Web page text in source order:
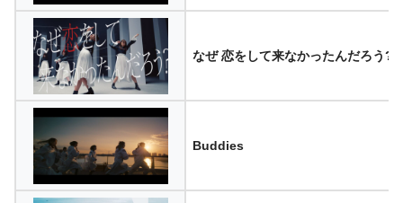
なぜ 恋をして来なかったんだろう?
Buddies